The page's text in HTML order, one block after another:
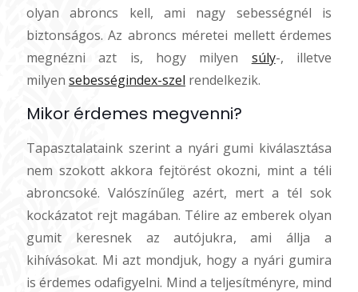
olyan abroncs kell, ami nagy sebességnél is
biztonságos. Az abroncs méretei mellett érdemes
megnézni azt is, hogy milyen súly-, illetve
milyen sebességindex-szel rendelkezik.
Mikor érdemes megvenni?
Tapasztalataink szerint a nyári gumi kiválasztása
nem szokott akkora fejtörést okozni, mint a téli
abroncsoké. Valószínűleg azért, mert a tél sok
kockázatot rejt magában. Télire az emberek olyan
gumit keresnek az autójukra, ami állja a
kihívásokat. Mi azt mondjuk, hogy a nyári gumira
is érdemes odafigyelni. Mind a teljesítményre, mind